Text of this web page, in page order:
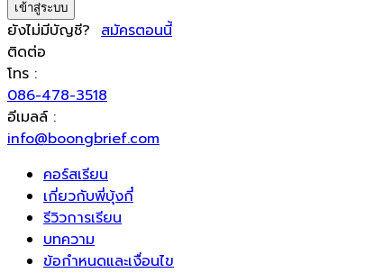
เข้าสู่ระบบ
ยังไม่มีบัญชี? สมัครตอนนี้
ติดต่อ
โทร :
086-478-3518
อีเมลล์ :
info@boongbrief.com
คอร์สเรียน
เกี่ยวกับพี่บุ้งกี๋
รีวิวการเรียน
บทความ
ข้อกำหนดและเงื่อนไข